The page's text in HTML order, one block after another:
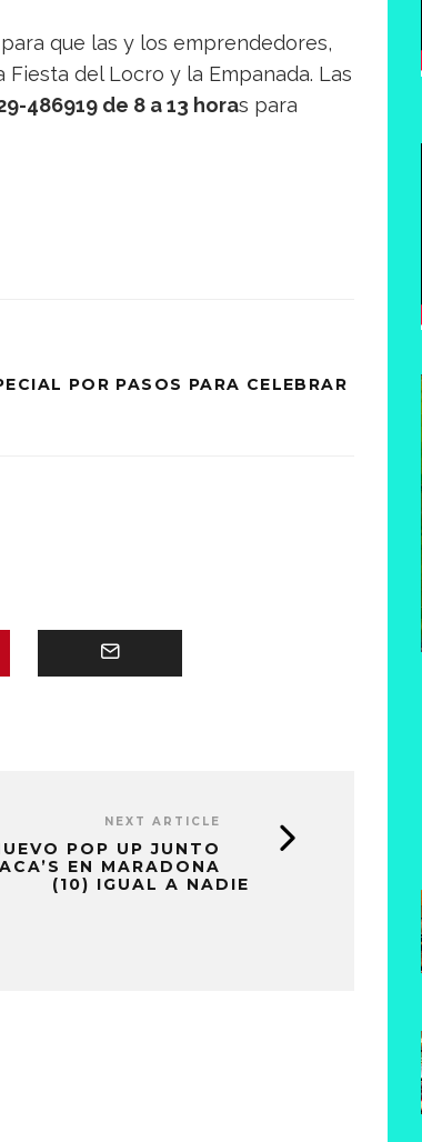
que las y los emprendedores,
del Locro y la Empanada. Las
486919 de 8 a 13 horas para
POR PASOS PARA CELEBRAR
NEXT ARTICLE
POP UP JUNTO
EN MARADONA
(10) IGUAL A NADIE